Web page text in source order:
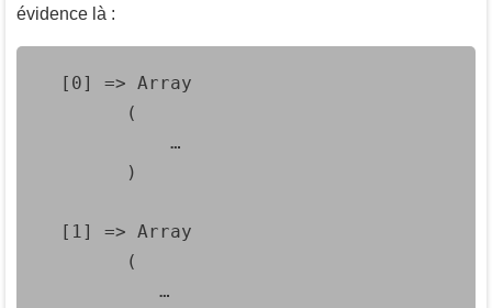
évidence là :
  [0] => Array
        (
            …
        )
  [1] => Array
        (
           …